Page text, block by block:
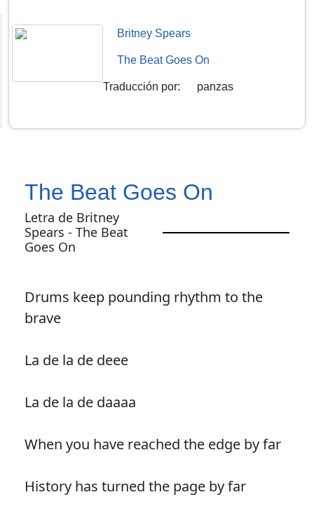
Britney Spears
The Beat Goes On
Traducción por: panzas
The Beat Goes On
Letra de Britney
Spears - The Beat
Goes On
Drums keep pounding rhythm to the
brave
La de la de deee
La de la de daaaa
When you have reached the edge by far
History has turned the page by far